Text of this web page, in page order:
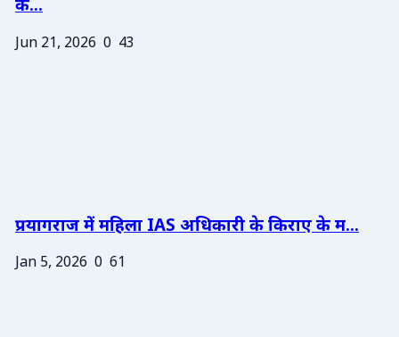
के...
Jun 21, 2026 0 43
प्रयागराज में महिला IAS अधिकारी के किराए के म...
Jan 5, 2026 0 61